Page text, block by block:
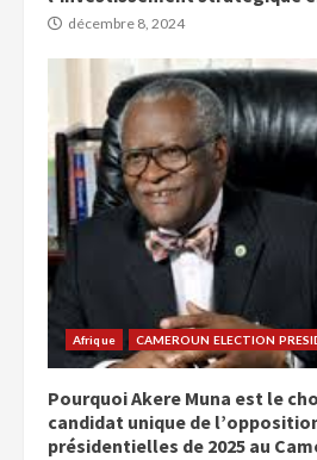
décembre 8, 2024
Afrique CAMEROUN ELECTION
Pourquoi Akere Muna est le
candidat unique de
présidentielles de 2025 au